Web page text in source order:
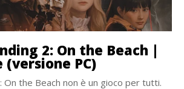
2: On the Beach |
(versione PC)
On the Beach non è un gioco per tutti.